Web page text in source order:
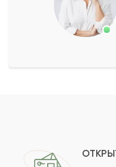
Ваш e-mail